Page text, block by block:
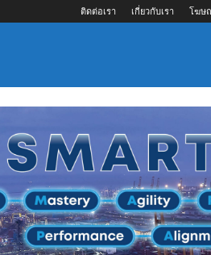
ติดต่อเรา เกี่ยวกับเรา โฆษ